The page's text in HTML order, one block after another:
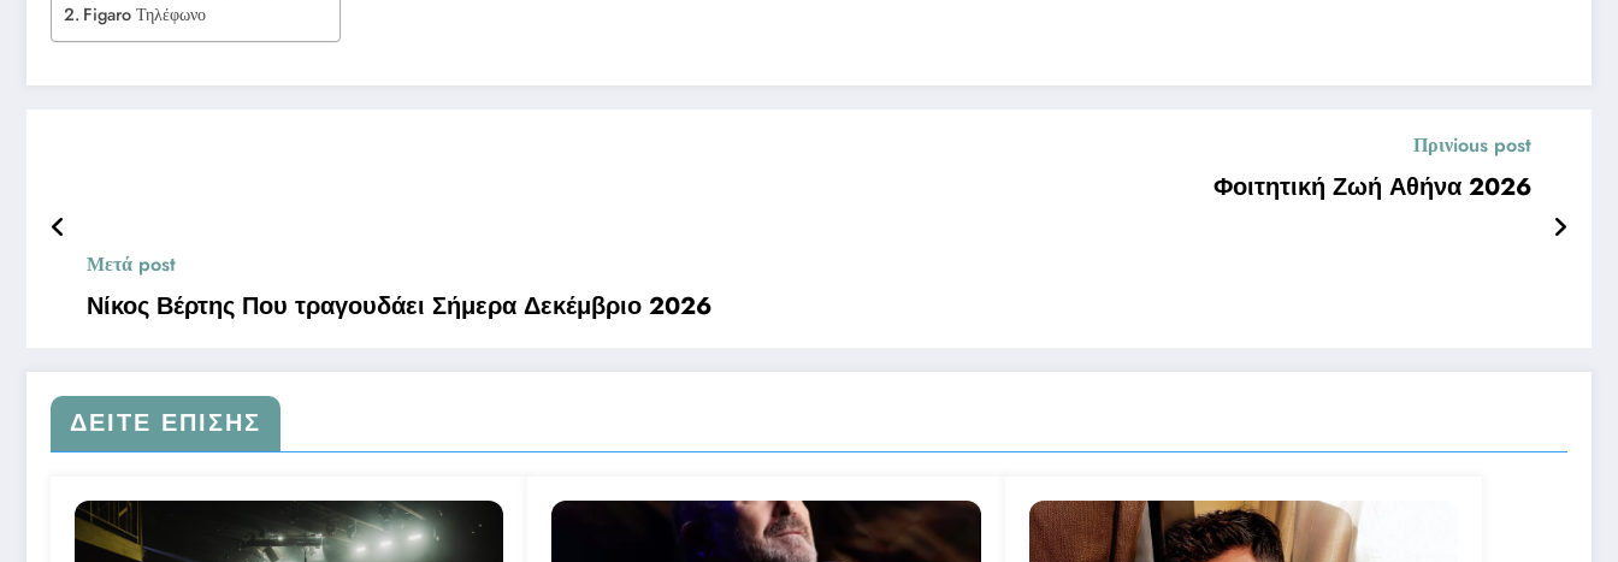
Figaro Τηλέφωνο
Πρινious post
Φοιτητική Ζωή Αθήνα 2026
Μετά post
Νίκος Βέρτης Που τραγουδάει Σήμερα Δεκέμβριο 2026
ΔΕΊΤΕ ΕΠΊΣΗΣ